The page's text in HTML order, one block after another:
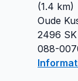
(1.4 km)
Oude
2496 SK
088-